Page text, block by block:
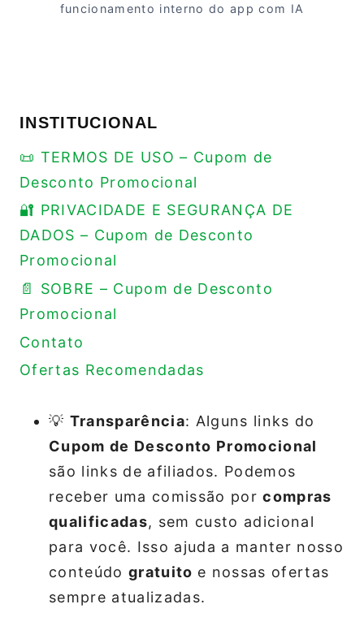
funcionamento interno do app com IA
INSTITUCIONAL
📜 TERMOS DE USO – Cupom de
Desconto Promocional
🔐 PRIVACIDADE E SEGURANÇA DE
DADOS – Cupom de Desconto
Promocional
📄 SOBRE – Cupom de Desconto
Promocional
Contato
Ofertas Recomendadas
💡 Transparência: Alguns links do
Cupom de Desconto Promocional
são links de afiliados. Podemos
receber uma comissão porcompras
qualificadas, sem custo adicional
para você. Isso ajuda a manter nosso
conteúdo gratuito e nossas ofertas
sempre atualizadas.